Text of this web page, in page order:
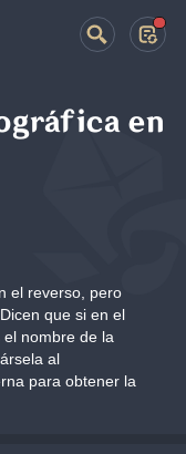
en
el reverso, pero
que si en el
nombre de la
al
para obtener la